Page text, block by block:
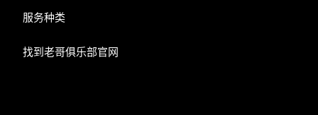
服务种类
找到老哥俱乐部官网